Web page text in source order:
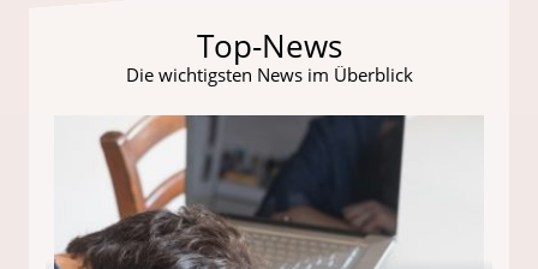
Top-News
Die wichtigsten News im Überblick